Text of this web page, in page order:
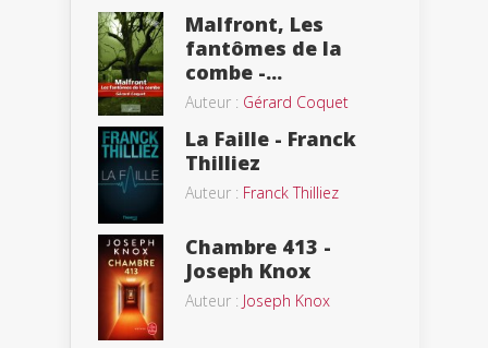
Malfront, Les
fantômes de la
combe -...
Auteur : Gérard Coquet
La Faille - Franck
Thilliez
Auteur : Franck Thilliez
Chambre 413 -
Joseph Knox
Auteur : Joseph Knox